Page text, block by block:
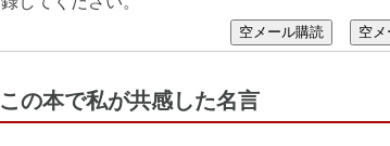
空メール購読 空
この本で私が共感した名言